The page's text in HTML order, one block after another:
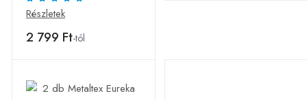
Részletek
2 799 Ft-tól